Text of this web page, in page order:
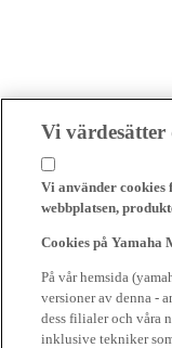
Vi
Vi använder
webbplatsen,
Cookies på Yamaha
På vår hemsida
versioner av denna -
dess filialer och våra
inklusive tekniker